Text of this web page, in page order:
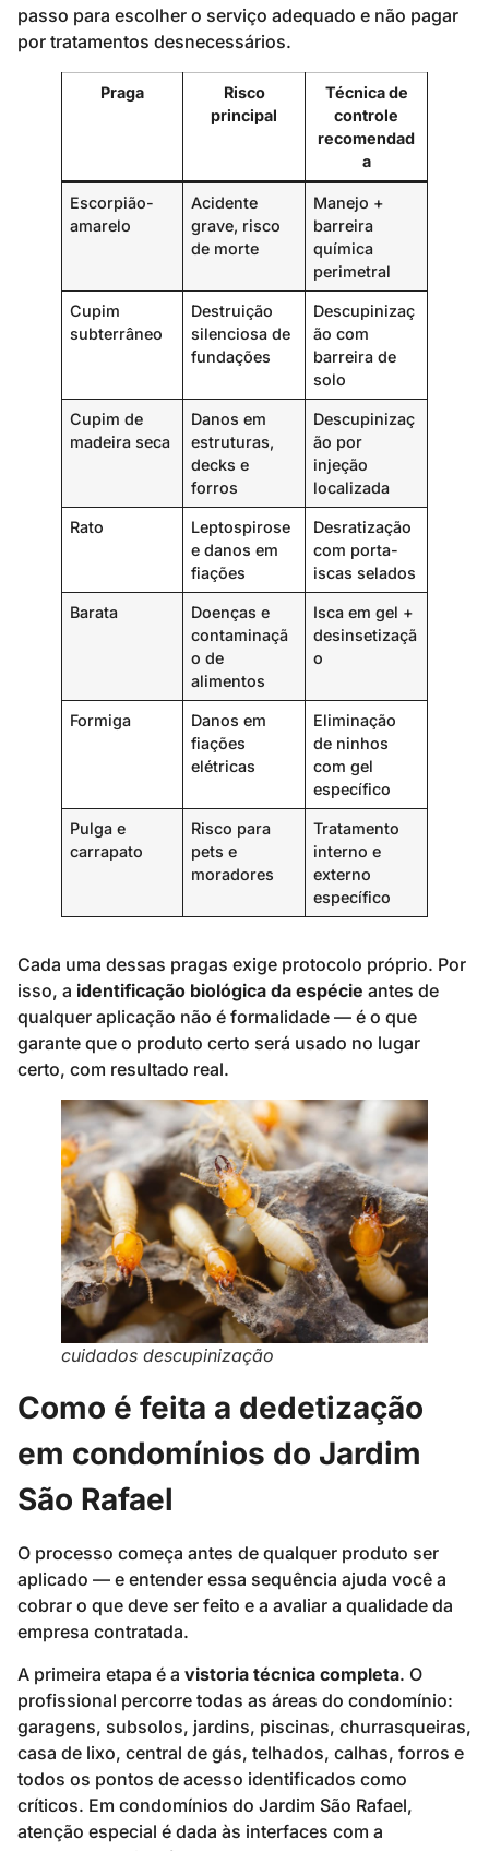
passo para escolher o serviço adequado e não pagar
por tratamentos desnecessários.
Praga
Risco
principal
Técnica de
controle
recomendad
a
Escorpião-
amarelo
Acidente
grave, risco
de morte
Manejo +
barreira
química
perimetral
Cupim
subterrâneo
Destruição
silenciosa de
fundações
Descupinizaç
ão com
barreira de
solo
Cupim de
madeira seca
Danos em
estruturas,
decks e
forros
Descupinizaç
ão por
injeção
localizada
Rato
Leptospirose
e danos em
fiações
Desratização
com porta-
iscas selados
Barata
Doenças e
contaminaçã
o de
alimentos
Isca em gel +
desinsetizaçã
o
Formiga
Danos em
fiações
elétricas
Eliminação
de ninhos
com gel
específico
Pulga e
carrapato
Risco para
pets e
moradores
Tratamento
interno e
externo
específico
Cada uma dessas pragas exige protocolo próprio. Por
isso, a identificação biológica da espécie antes de
qualquer aplicação não é formalidade — é o que
garante que o produto certo será usado no lugar
certo, com resultado real.
cuidados descupinização
Como é feita a dedetização
em condomínios do Jardim
São Rafael
O processo começa antes de qualquer produto ser
aplicado — e entender essa sequência ajuda você a
cobrar o que deve ser feito e a avaliar a qualidade da
empresa contratada.
A primeira etapa é a vistoria técnica completa. O
profissional percorre todas as áreas do condomínio:
garagens, subsolos, jardins, piscinas, churrasqueiras,
casa de lixo, central de gás, telhados, calhas, forros e
todos os pontos de acesso identificados como
críticos. Em condomínios do Jardim São Rafael,
atenção especial é dada às interfaces com a